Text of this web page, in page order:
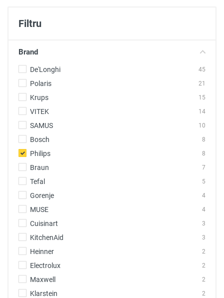
Filtru
Brand
De'Longhi 45
Polaris 21
Krups 15
VITEK 14
SAMUS 10
Bosch 8
Philips 8
Braun 7
Tefal 5
Gorenje 4
MUSE 4
Cuisinart 3
KitchenAid 3
Heinner 2
Electrolux 2
Maxwell 2
Klarstein 2